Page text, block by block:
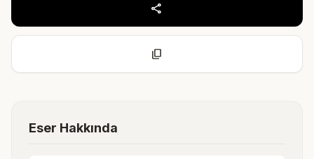
share
content_copy
Eser Hakkında